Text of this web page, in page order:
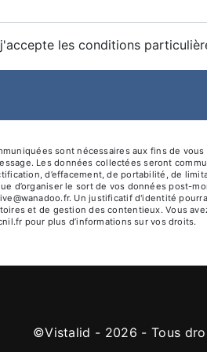
les conditions
sont nécessaires aux fins de
Les données collectées seront
d’effacement, de portabilité, de
d’organiser le sort de vos données post-
Un justificatif d'identité
et de gestion des contentieux. Vous
pour plus d’informations sur vos droits.
©Vistalid - 2026 - Tous